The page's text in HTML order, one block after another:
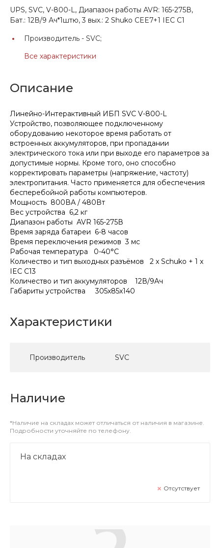
UPS, SVC, V-800-L, Диапазон работы AVR: 165-275В,
Бат.: 12В/9 Ач*1штю, 3 вых.: 2 Shuko CEE7+1 IEC C1
Производитель - SVC;
Все характеристики
Описание
Линейно-Интерактивный ИБП SVC V-800-L
Устройство, позволяющее подключенному
оборудованию некоторое время работать от
встроенных аккумуляторов, при пропадании
электрического тока или при выходе его параметров за
допустимые нормы. Кроме того, оно способно
корректировать параметры (напряжение, частоту)
электропитания. Часто применяется для обеспечения
бесперебойной работы компьютеров.
Мощность 800ВА / 480Вт
Вес устройства 6,2 кг
Диапазон работы AVR 165-275В
Время заряда батареи 6-8 часов
Время переключения режимов 3 мс
Рабочая температура 0-40°С
Количество и тип выходных разъёмов 2 х Schuko + 1 х
IEC C13
Количество и тип аккумуляторов 12В/9Ач
Габариты устройства 305х85х140
Характеристики
Производитель SVC
Наличие
*Наличие на складах может отличаться от наличия в магазине.
Подробности уточняйте по телефону.
На складах
Отсутствует